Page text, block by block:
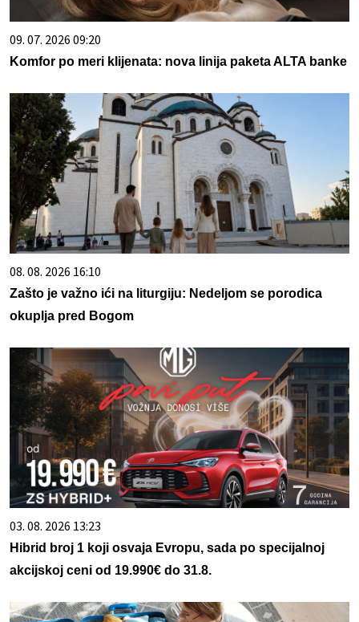
09. 07. 2026 09:20
Komfor po meri klijenata: nova linija paketa ALTA banke
08. 08. 2026 16:10
Zašto je važno ići na liturgiju: Nedeljom se porodica
okuplja pred Bogom
03. 08. 2026 13:23
Hibrid broj 1 koji osvaja Evropu, sada po specijalnoj
akcijskoj ceni od 19.990€ do 31.8.